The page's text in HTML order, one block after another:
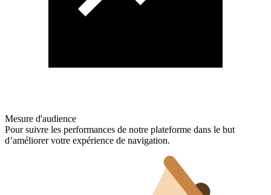
Mesure d'audience
Pour suivre les performances de notre plateforme dans le but
d’améliorer votre expérience de navigation.